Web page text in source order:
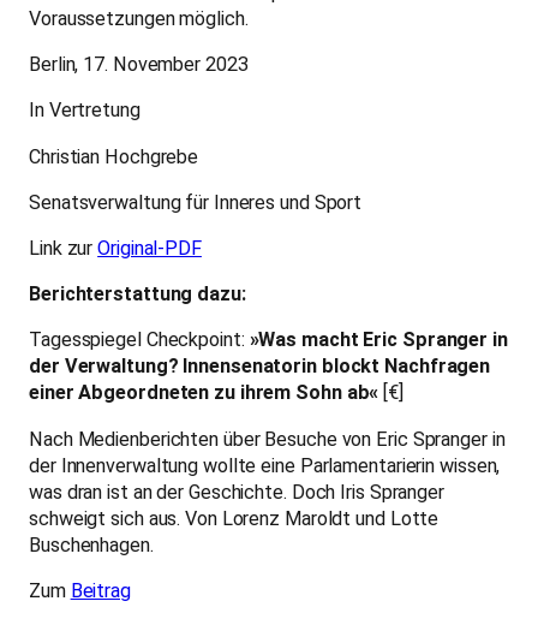
Voraussetzungen möglich.
Berlin, 17. November 2023
In Vertretung
Christian Hochgrebe
Senatsverwaltung für Inneres und Sport
Link zurOriginal-PDF
Berichterstattung dazu:
Tagesspiegel Checkpoint: »Was macht Eric Spranger in
der Verwaltung? Innensenatorin blockt Nachfragen
einer Abgeordneten zu ihrem Sohn ab« [€]
Nach Medienberichten über Besuche von Eric Spranger in
der Innenverwaltung wollte eine Parlamentarierin wissen,
was dran ist an der Geschichte. Doch Iris Spranger
schweigt sich aus. Von Lorenz Maroldt und Lotte
Buschenhagen.
Zum Beitrag